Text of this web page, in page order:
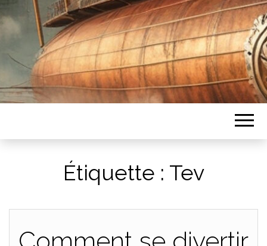
Étiquette : Tev